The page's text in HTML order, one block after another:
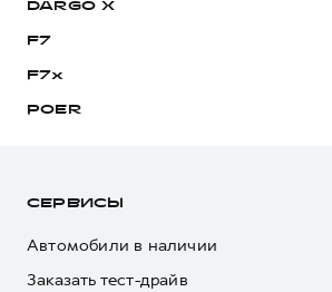
DARGO Х
F7
F7x
POER
СЕРВИСЫ
Автомобили в наличии
Заказать тест-драйв